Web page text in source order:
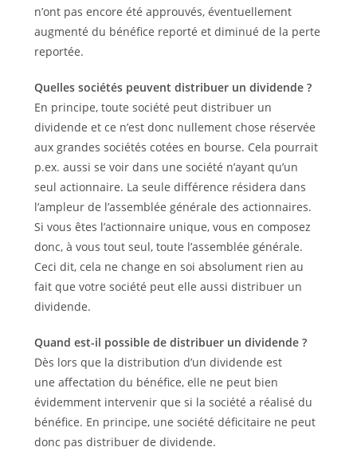
n’ont pas encore été approuvés, éventuellement
augmenté du bénéfice reporté et diminué de la perte
reportée.
Quelles sociétés peuvent distribuer un dividende ?
En principe, toute société peut distribuer un
dividende et ce n’est donc nullement chose réservée
aux grandes sociétés cotées en bourse. Cela pourrait
p.ex. aussi se voir dans une société n’ayant qu’un
seul actionnaire. La seule différence résidera dans
l’ampleur de l’assemblée générale des actionnaires.
Si vous êtes l’actionnaire unique, vous en composez
donc, à vous tout seul, toute l’assemblée générale.
Ceci dit, cela ne change en soi absolument rien au
fait que votre société peut elle aussi distribuer un
dividende.
Quand est-il possible de distribuer un dividende ?
Dès lors que la distribution d’un dividende est
une affectation du bénéfice, elle ne peut bien
évidemment intervenir que si la société a réalisé du
bénéfice. En principe, une société déficitaire ne peut
donc pas distribuer de dividende.